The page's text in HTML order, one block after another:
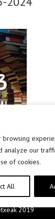
browsing
analyze our
of cookies.
All
2019